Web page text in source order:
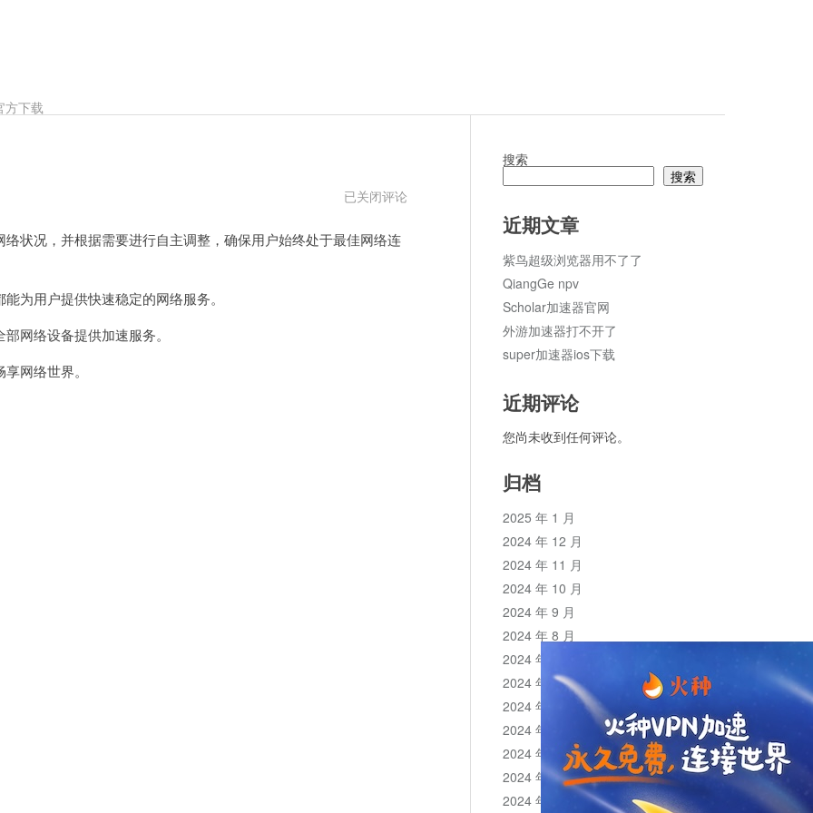
方下载
贝
速
已关闭评论
况，并根据需要进行自主调整，确保用户始终处于最佳网络连
用户提供快速稳定的网络服务。
络设备提供加速服务。
网络世界。
搜索
搜索
近期文章
紫鸟超级浏览器用不了了
QiangGe npv
Scholar加速器官网
外游加速器打不开了
super加速器ios下载
近期评论
您尚未收到任何评论。
归档
2025 年 1 月
2024 年 12 月
2024 年 11 月
2024 年 10 月
2024 年 9 月
2024 年 8 月
2024 年 7 月
2024 年 6 月
2024 年 5 月
2024 年 4 月
2024 年 3 月
2024 年 2 月
2024 年 1 月